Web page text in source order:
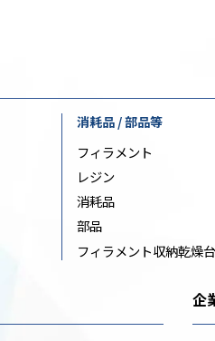
消耗品 / 部品等
フィラメント
レジン
消耗品
部品
フィラメント収納乾燥台
企